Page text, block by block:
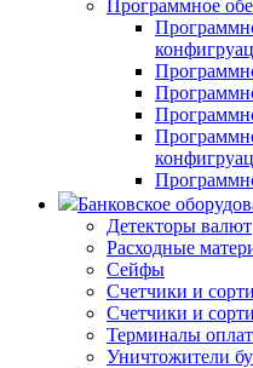
Программное
Банковское
Детекторы валют
Расходные
Сейфы
Счетчики и
Счетчики и
Терминалы
Уничтожители